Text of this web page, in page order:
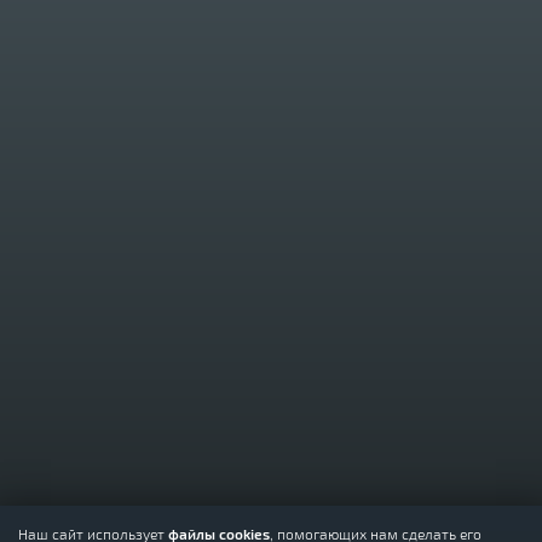
Наш сайт использует файлы cookies , помогающих нам сделать его